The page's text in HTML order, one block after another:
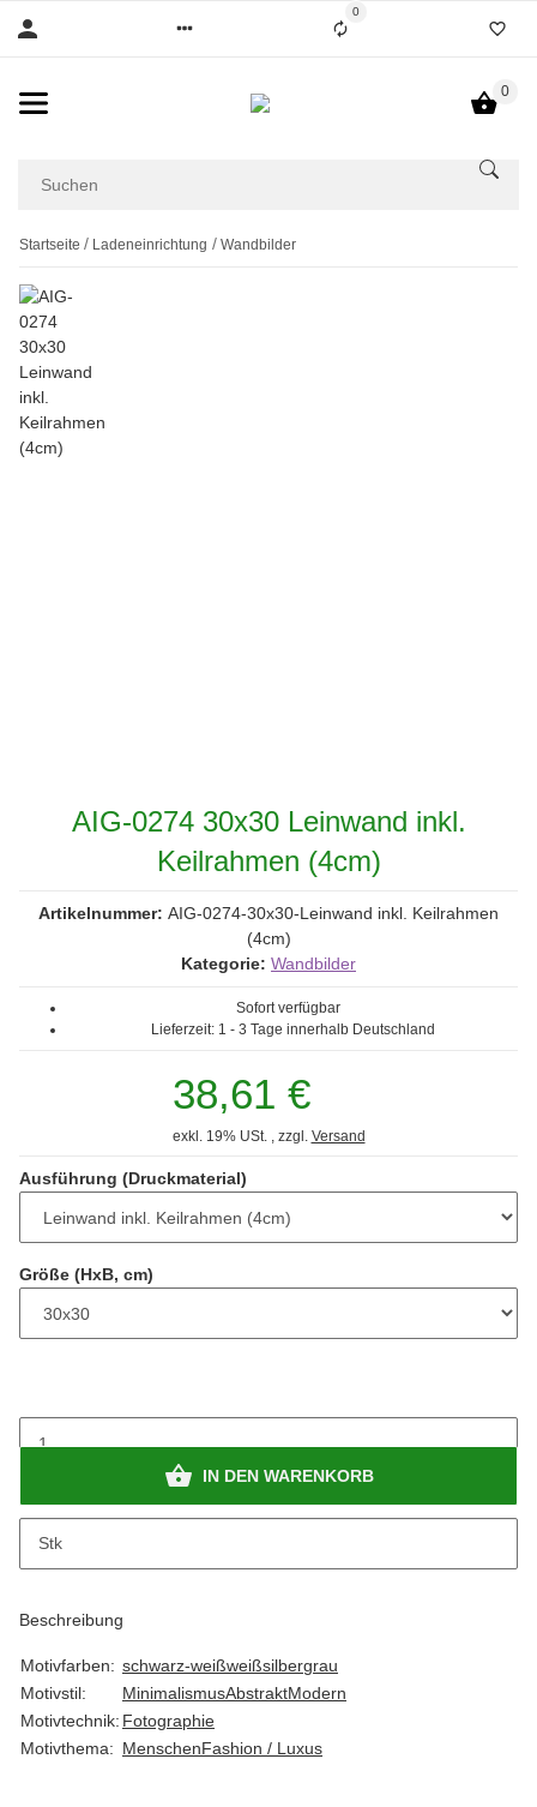
0
0
Startseite Ladeneinrichtung Wandbilder
AIG-0274 30x30 Leinwand inkl.
Keilrahmen (4cm)
Artikelnummer: AIG-0274-30x30-Leinwand inkl. Keilrahmen
(4cm)
Kategorie: Wandbilder
Sofort verfügbar
Lieferzeit: 1 - 3 Tage innerhalb Deutschland
38,61 €
exkl. 19% USt. , zzgl. Versand
Ausführung (Druckmaterial)
Größe (HxB, cm)
Stk
IN DEN WARENKORB
Beschreibung
Motivfarben: schwarz-weißweißsilbergrau
Motivstil:
MinimalismusAbstraktModern
Motivtechnik: Fotographie
Motivthema: MenschenFashion / Luxus